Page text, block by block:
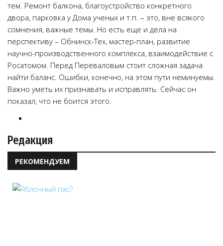
тем. Ремонт балкона, благоустройство конкретного
двора, парковка у Дома ученых и т.п. – это, вне всякого
сомнения, важные темы. Но есть еще и дела на
перспективу – Обнинск-Тех, мастер-план, развитие
научно-производственного комплекса, взаимодействие с
Росатомом. Перед Переваловым стоит сложная задача
найти баланс. Ошибки, конечно, на этом пути неминуемы.
Важно уметь их признавать и исправлять. Сейчас он
показал, что не боится этого.
Редакция
РЕКОМЕНДУЕМ